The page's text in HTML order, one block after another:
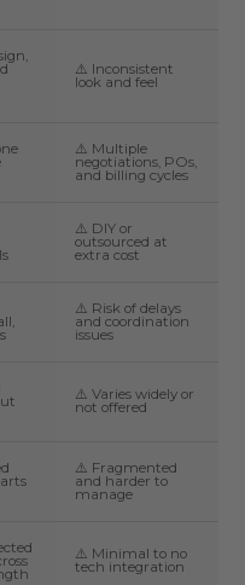
⚠️ Inconsistent
look and feel
⚠️ Multiple
negotiations, POs,
and billing cycles
⚠️ DIY or
outsourced at
extra cost
⚠️ Risk of delays
and coordination
issues
⚠️ Varies widely or
not offered
⚠️ Fragmented
and harder to
manage
⚠️ Minimal to no
tech integration